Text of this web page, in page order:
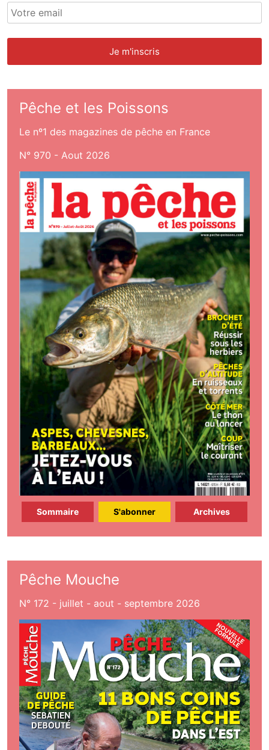
Pêche et les Poissons
Le nº1 des magazines de pêche en France
N° 970 - Aout 2026
Sommaire S'abonner Archives
Pêche Mouche
N° 172 - juillet - aout - septembre 2026